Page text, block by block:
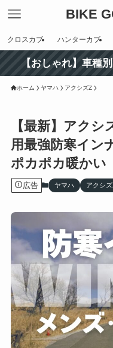
BIKE
クロスカブ ハンターカブ
【おしゃれ】車種
ホーム ヤマハ アクシズZ
【最新】アク
用最強防寒イン
ポカポカ暖かい
広告 ヤマハ アクシ